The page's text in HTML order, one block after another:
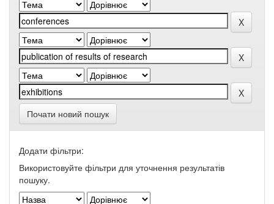
Почати новий пошук
Додати фільтри:
Використовуйте фільтри для уточнення результатів
пошуку.